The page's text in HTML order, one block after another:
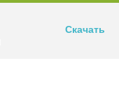
Скачать